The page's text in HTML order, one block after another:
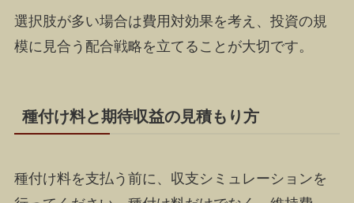
選択肢が多い場合は費用対効果を考え、投資の規
模に見合う配合戦略を立てることが大切です。
種付け料と期待収益の見積もり方
種付け料を支払う前に、収支シミュレーションを